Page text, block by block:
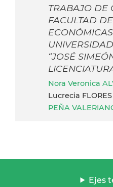
TRABAJO DE
FACULTAD
“JOSÉ
Nora Veronica
Lucrecia FLORES
PEÑA
Ejes